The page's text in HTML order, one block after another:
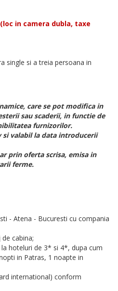
(loc in camera dubla, taxe
single si a treia persoana in
care se pot modifica in
sau scaderii, in functie de
furnizorilor.
valabil la data introducerii
prin oferta scrisa, emisa in
ferme.
- Atena - Bucuresti cu compania
cabina;
hoteluri de 3* si 4*, dupa cum
in Patras, 1 noapte in
international) conform